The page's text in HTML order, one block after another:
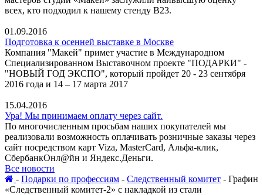
всех, кто подходил к нашему стенду В23.
01.09.2016
Подготовка к осенней выставке в Москве
Компания "Макей" примет участие в Международном
Специализированном Выставочном проекте "ПОДАРКИ" -
"НОВЫЙ ГОД ЭКСПО", который пройдет 20 - 23 сентября
2016 года и 14 – 17 марта 2017
15.04.2016
Ура! Мы принимаем оплату через сайт.
По многочисленным просьбам наших покупателей мы
реализовали возможность оплачивать розничные заказы через
сайт посредством карт Viza, MasterCard, Альфа-клик,
СбербанкОнл@йн и Яндекс.Деньги.
Все новости
- Подарки по профессиям - Следственный комитет - Графин
«Следственный комитет-2» с накладкой из стали